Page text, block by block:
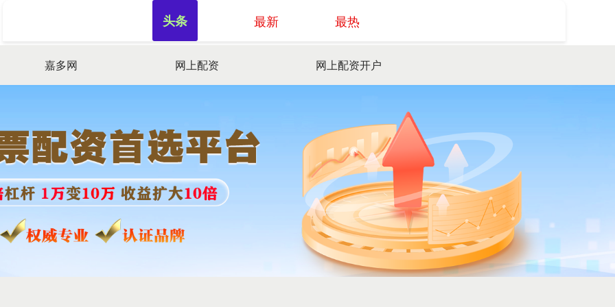
嘉多网 网上配资 网上配资开户
头条 最新 最热